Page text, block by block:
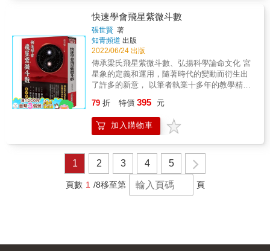
用命盤解析情路上的風雨， 紫微斗數研究者、
感情鬼打牆者必讀── & ★限量贈送桃花仙娘祈
福卡 桃花仙娘是華人文化圈中桃花信仰的起
源。我們現在常說的「有桃花就有姻緣、有桃
花就有人緣」就是源自於她會幫助跟保護女性
尋找生命價值，好姻緣正是其一。如遇爛緣
分，她也會快快幫你斬斷。本書限量贈送由澄
心堂求得桃花仙娘同意並蓋下「桃花仙娘福
印」之祈福卡，幫大家招來好人緣、好桃花。
精解60組星曜的愛情特質，全面分析愛情的相
關宮位：夫妻宮、官祿宮、遷移宮、福德宮 紫
微斗數中，夫妻宮代表自己對待愛情的態度和
能力，但除了夫妻宮，還有三個宮位會同步影
響感情狀況：隱藏著內心期待的官祿宮、跟運
氣和精神有關的福德宮、給人外在印象的遷移
宮。這四個宮位有其影響感情運的邏輯，搭配
影響 ‧真的是錯的時間遇到對的人嗎？ ‧自己給
快速學會飛星紫微斗數
張世賢 著
知青頻道 出版
2022/06/24 出版
傳承梁氏飛星紫微斗數、弘揚科學論命文化 宮
星象的定義和運用，隨著時代的變動而衍生出
了許多的新意， 以筆者執業十多年的教學精
斷語， 給予科學化的邏輯思維和現代化新的用
語解析。 & 性格決定命運，紫微斗數的宮位化
象，就是性格表現模組，經過串連後，就會產
知過，才有辦法改過，不知過如何改呢？知道
問題的根源，就能對症下藥，藥到病除。 & 知
擅，才有辦法揚擅，不了解其擅長，如何提升
呢？了解生命中擅長的部份，就能有效的提昇
79 折 特價 395 元
加入購物車
1 2 3 4 5
頁數 1 /8移至第 頁